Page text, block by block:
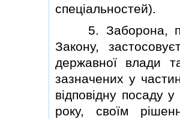
спецiальностей).
5. Заборона,
Закону,
державної влади
зазначених у
вiдповiдну посаду
року, своїм